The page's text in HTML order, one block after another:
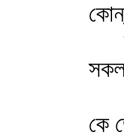
কোন্‌
তুমি
সকল সুখে
এমন
কে